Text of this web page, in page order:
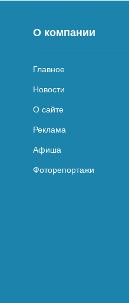
О компании
Главное
Новости
О сайте
Реклама
Афиша
Фоторепортажи